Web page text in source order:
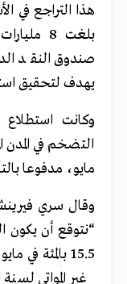
هذا التراجع في
صندوق النقد
يهدف لتحقيق
وكانت
التضخم في المدن
مايو، مدفوعا
وقال سري
“نتوقع أن يكون
غير المواتي